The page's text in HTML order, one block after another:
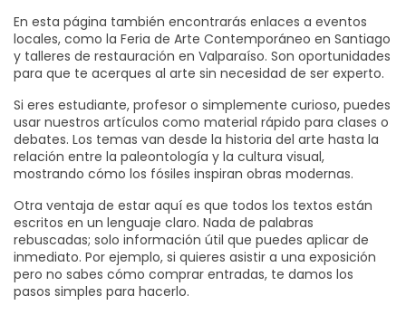
En esta página también encontrarás enlaces a eventos
locales, como la Feria de Arte Contemporáneo en Santiago
y talleres de restauración en Valparaíso. Son oportunidades
para que te acerques al arte sin necesidad de ser experto.
Si eres estudiante, profesor o simplemente curioso, puedes
usar nuestros artículos como material rápido para clases o
debates. Los temas van desde la historia del arte hasta la
relación entre la paleontología y la cultura visual,
mostrando cómo los fósiles inspiran obras modernas.
Otra ventaja de estar aquí es que todos los textos están
escritos en un lenguaje claro. Nada de palabras
rebuscadas; solo información útil que puedes aplicar de
inmediato. Por ejemplo, si quieres asistir a una exposición
pero no sabes cómo comprar entradas, te damos los
pasos simples para hacerlo.